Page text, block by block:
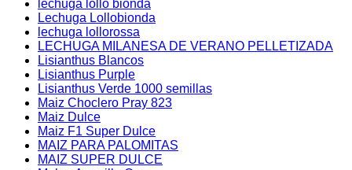
lechuga lollo bionda
Lechuga Lollobionda
lechuga lollorossa
LECHUGA MILANESA DE VERANO PELLETIZADA
Lisianthus Blancos
Lisianthus Purple
Lisianthus Verde 1000 semillas
Maiz Choclero Pray 823
Maiz Dulce
Maiz F1 Super Dulce
MAIZ PARA PALOMITAS
MAIZ SUPER DULCE